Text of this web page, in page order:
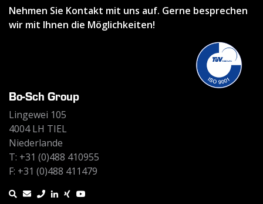
Nehmen Sie Kontakt mit uns auf. Gerne besprechen
wir mit Ihnen die Möglichkeiten!
Bo-Sch Group
Lingewei 105
4004 LH TIEL
Niederlande
T: +31 (0)488 410955
F: +31 (0)488 411479